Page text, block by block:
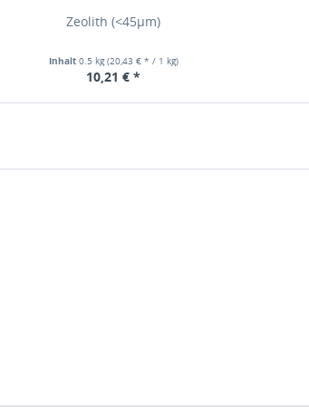
Zeolith (<45µm)
Inhalt 0.5 kg(20,43 € * / 1 kg)
10,21 € *